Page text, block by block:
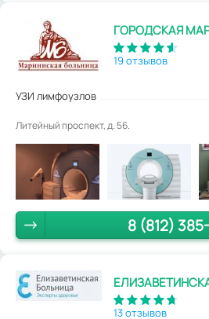
ГОРОДСКАЯ
19 отзывов
УЗИ лимфоузлов
Литейный проспект, д. 56.
8 (812)
13 отзывов